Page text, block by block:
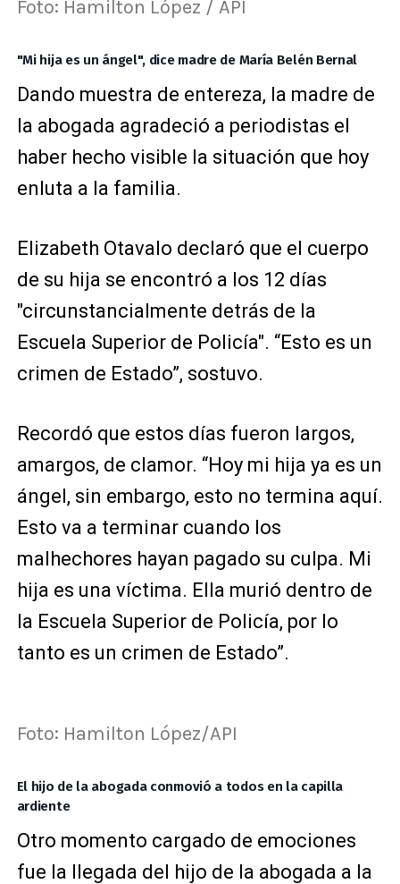
Foto: Hamilton López / API
"Mi hija es un ángel", dice madre de María Belén Bernal
Dando muestra de entereza, la madre de
la abogada agradeció a periodistas el
haber hecho visible la situación que hoy
enluta a la familia.
Elizabeth Otavalo declaró que el cuerpo
de su hija se encontró a los 12 días
"circunstancialmente detrás de la
Escuela Superior de Policía". “Esto es un
crimen de Estado”, sostuvo.
Recordó que estos días fueron largos,
amargos, de clamor. “Hoy mi hija ya es un
ángel, sin embargo, esto no termina aquí.
Esto va a terminar cuando los
malhechores hayan pagado su culpa. Mi
hija es una víctima. Ella murió dentro de
la Escuela Superior de Policía, por lo
tanto es un crimen de Estado”.
Foto: Hamilton López/API
El hijo de la abogada conmovió a todos en la capilla
ardiente
Otro momento cargado de emociones
fue la llegada del hijo de la abogada a la